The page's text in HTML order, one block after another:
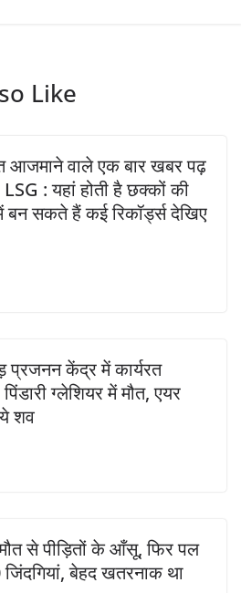
Like
वाले एक बार खबर पढ़
: यहां होती है छक्कों की
सकते हैं कई रिकॉर्ड्स देखिए
प्रजनन केंद्र में कार्यरत
ग्लेशियर में मौत, एयर
शव
से पीड़ितों के आँसू, फिर पल
बेहद खतरनाक था